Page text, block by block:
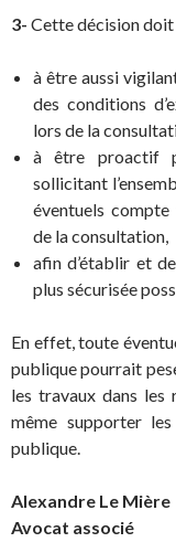
3- Cette décision
à être aussi
des conditions
lors de la
à être proactif
sollicitant
éventuels
de la consultation,
afin d’établir et
plus sécurisée
En effet, toute
publique pourrait
les travaux dans les
même supporter
publique.
Alexandre Le Mière
Avocat associé